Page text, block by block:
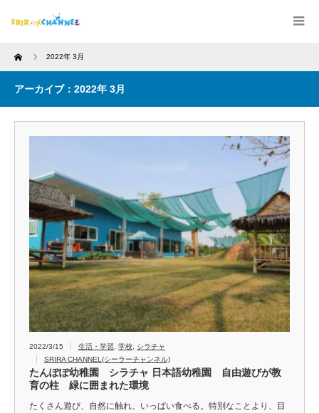
Home 2022年 3月
アーカイブ：2022年 3月
2022/3/15 生活・学習 学校
シラチャ
SRIRA CHANNEL(シーラーチャンネル)
たんぽぽ幼稚園 シラチャ 日本語幼稚園 自由遊びが教
育の柱 緑に囲まれた環境
たくさん遊び、自然に触れ、いっぱい食べる。特別なことより、目